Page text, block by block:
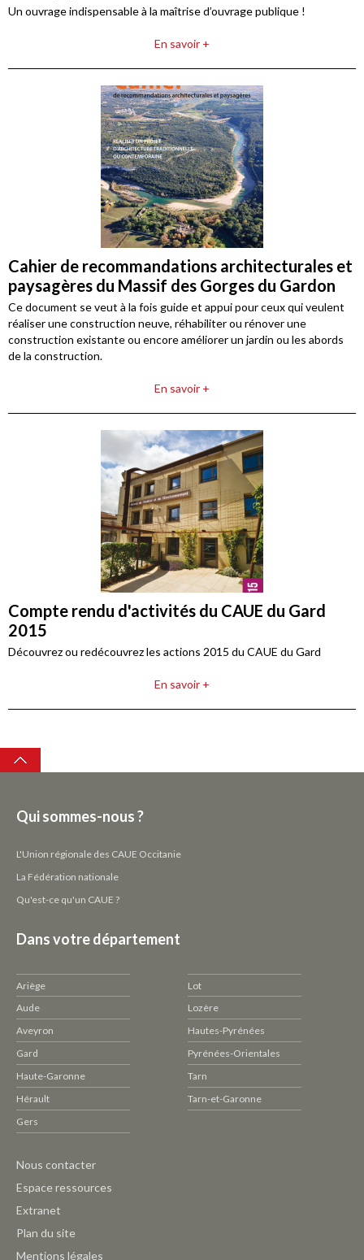
Un ouvrage indispensable à la maîtrise d’ouvrage publique !
En savoir +
Cahier de recommandations architecturales et
paysagères du Massif des Gorges du Gardon
Ce document se veut à la fois guide et appui pour ceux qui veulent
réaliser une construction neuve, réhabiliter ou rénover une
construction existante ou encore améliorer un jardin ou les abords
de la construction.
En savoir +
Compte rendu d'activités du CAUE du Gard
2015
Découvrez ou redécouvrez les actions 2015 du CAUE du Gard
En savoir +
Top
Qui sommes-nous ?
L'Union régionale des CAUE Occitanie
La Fédération nationale
Qu'est-ce qu'un CAUE ?
Dans votre département
Ariège
Aude
Aveyron
Gard
Haute-Garonne
Hérault
Gers
Lot
Lozère
Hautes-Pyrénées
Pyrénées-Orientales
Tarn
Tarn-et-Garonne
Pied
de
page
-
Nous contacter
Espace ressources
Extranet
Plan du site
Mentions légales